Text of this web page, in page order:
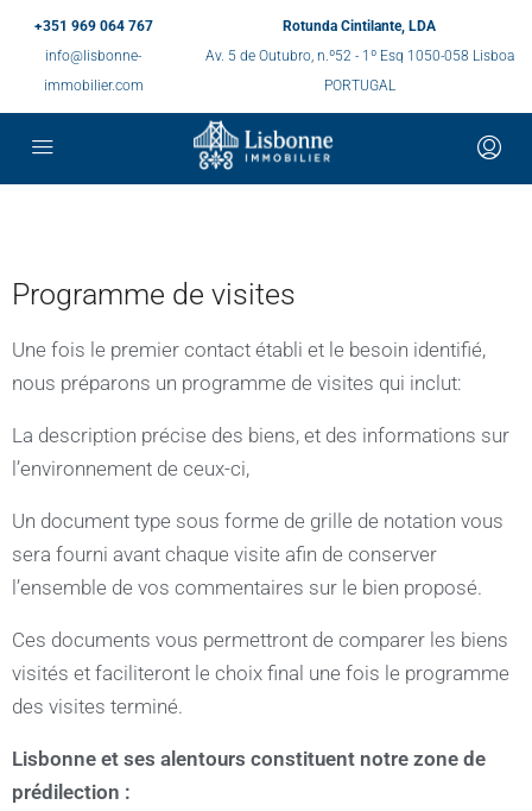
+351 969 064 767
info@lisbonne-
immobilier.com
Rotunda Cintilante, LDA
Av. 5 de Outubro, n.º52 - 1º Esq 1050-058 Lisboa
PORTUGAL
Programme de visites
Une fois le premier contact établi et le besoin identifié,
nous préparons un programme de visites qui inclut:
La description précise des biens, et des informations sur
l’environnement de ceux-ci,
Un document type sous forme de grille de notation vous
sera fourni avant chaque visite afin de conserver
l’ensemble de vos commentaires sur le bien proposé.
Ces documents vous permettront de comparer les biens
visités et faciliteront le choix final une fois le programme
des visites terminé.
Lisbonne et ses alentours constituent notre zone de
prédilection :